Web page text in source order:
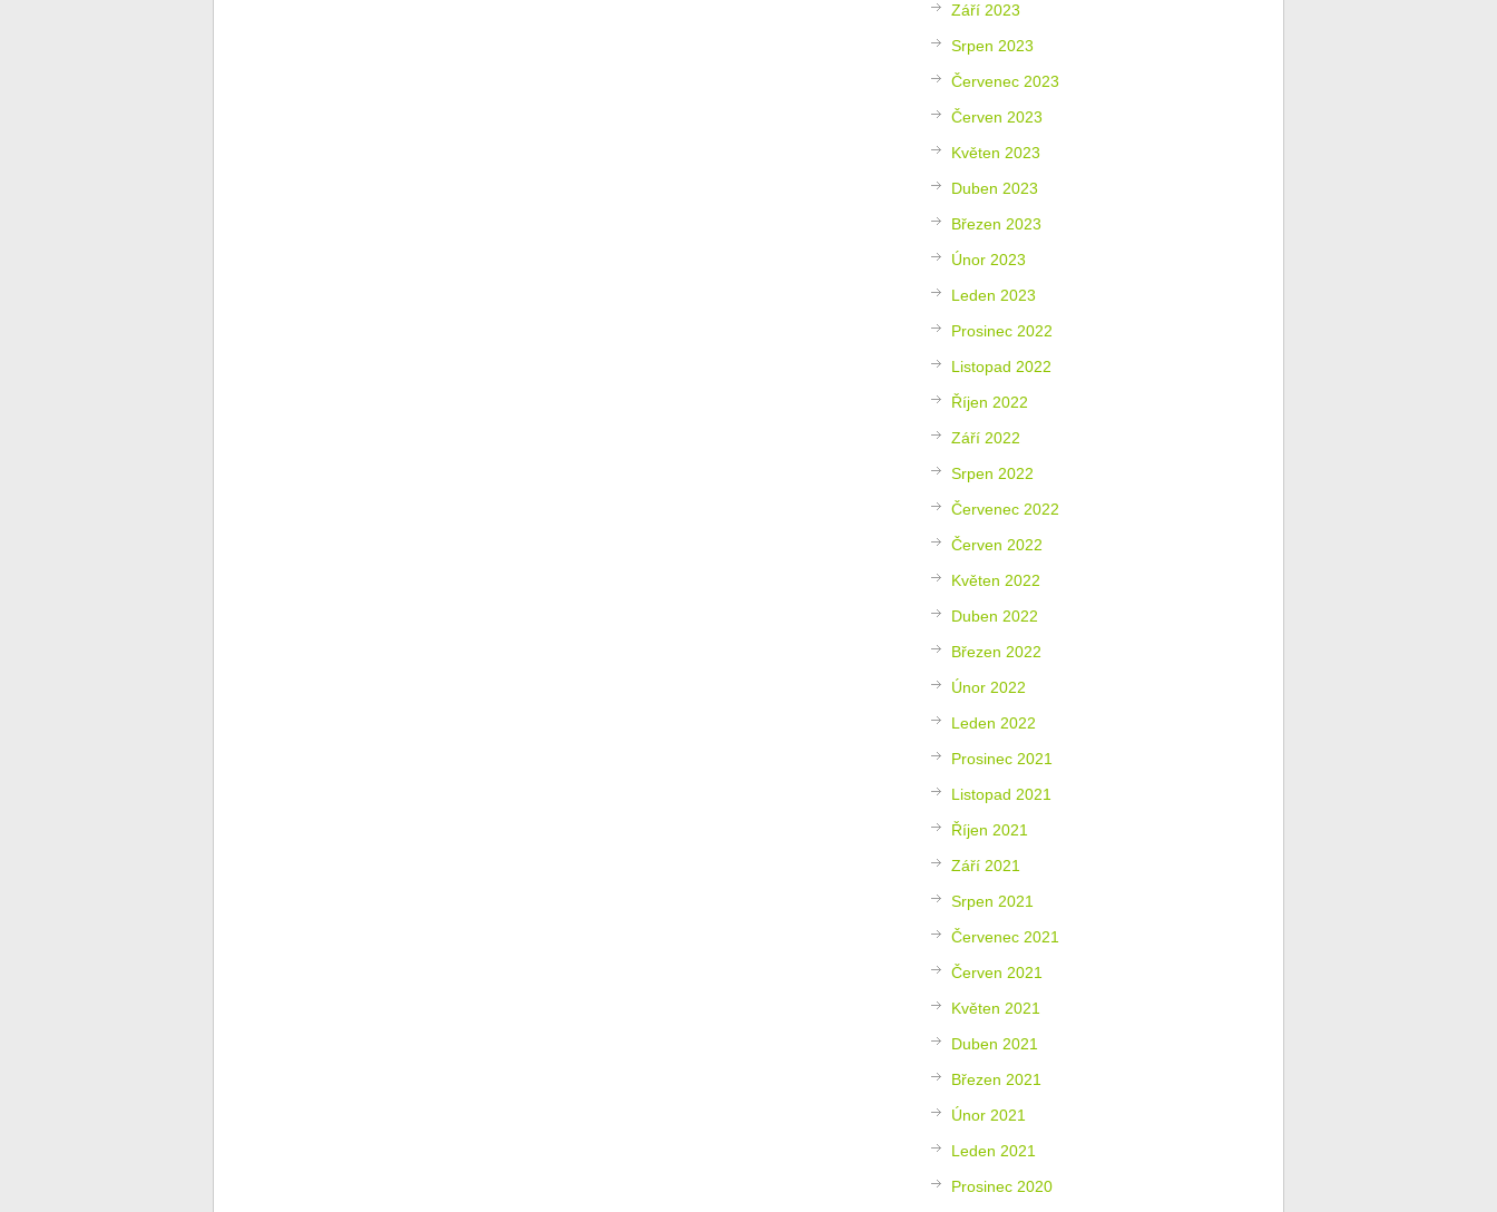
Září 2023
Srpen 2023
Červenec 2023
Červen 2023
Květen 2023
Duben 2023
Březen 2023
Únor 2023
Leden 2023
Prosinec 2022
Listopad 2022
Říjen 2022
Září 2022
Srpen 2022
Červenec 2022
Červen 2022
Květen 2022
Duben 2022
Březen 2022
Únor 2022
Leden 2022
Prosinec 2021
Listopad 2021
Říjen 2021
Září 2021
Srpen 2021
Červenec 2021
Červen 2021
Květen 2021
Duben 2021
Březen 2021
Únor 2021
Leden 2021
Prosinec 2020